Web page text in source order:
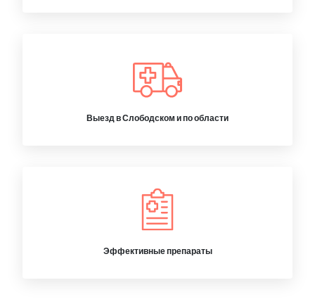
Выезд в Слободском и по области
Эффективные препараты